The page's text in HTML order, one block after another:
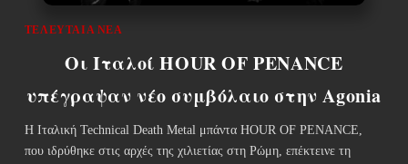
ΤΕΛΕΥΤΑΊΑ ΝΈΑ
Οι Ιταλοί HOUR OF PENANCE
υπέγραψαν νέο συμβόλαιο στην Agonia
Η Iταλική Technical Death Metal μπάντα HOUR OF PENANCE,
που ιδρύθηκε στις αρχές της χιλιετίας στη Ρώμη, επέκτεινε τη